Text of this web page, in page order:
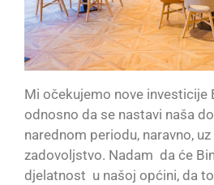
Mi očekujemo nove investicije
odnosno da se nastavi naša
narednom periodu, naravno,
zadovoljstvo. Nadam da će
djelatnost u našoj općini, da